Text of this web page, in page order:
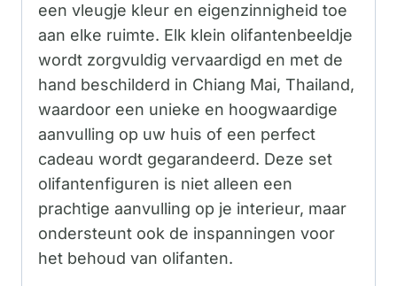
een vleugje kleur en eigenzinnigheid toe
aan elke ruimte. Elk klein olifantenbeeldje
wordt zorgvuldig vervaardigd en met de
hand beschilderd in Chiang Mai, Thailand,
waardoor een unieke en hoogwaardige
aanvulling op uw huis of een perfect
cadeau wordt gegarandeerd. Deze set
olifantenfiguren is niet alleen een
prachtige aanvulling op je interieur, maar
ondersteunt ook de inspanningen voor
het behoud van olifanten.